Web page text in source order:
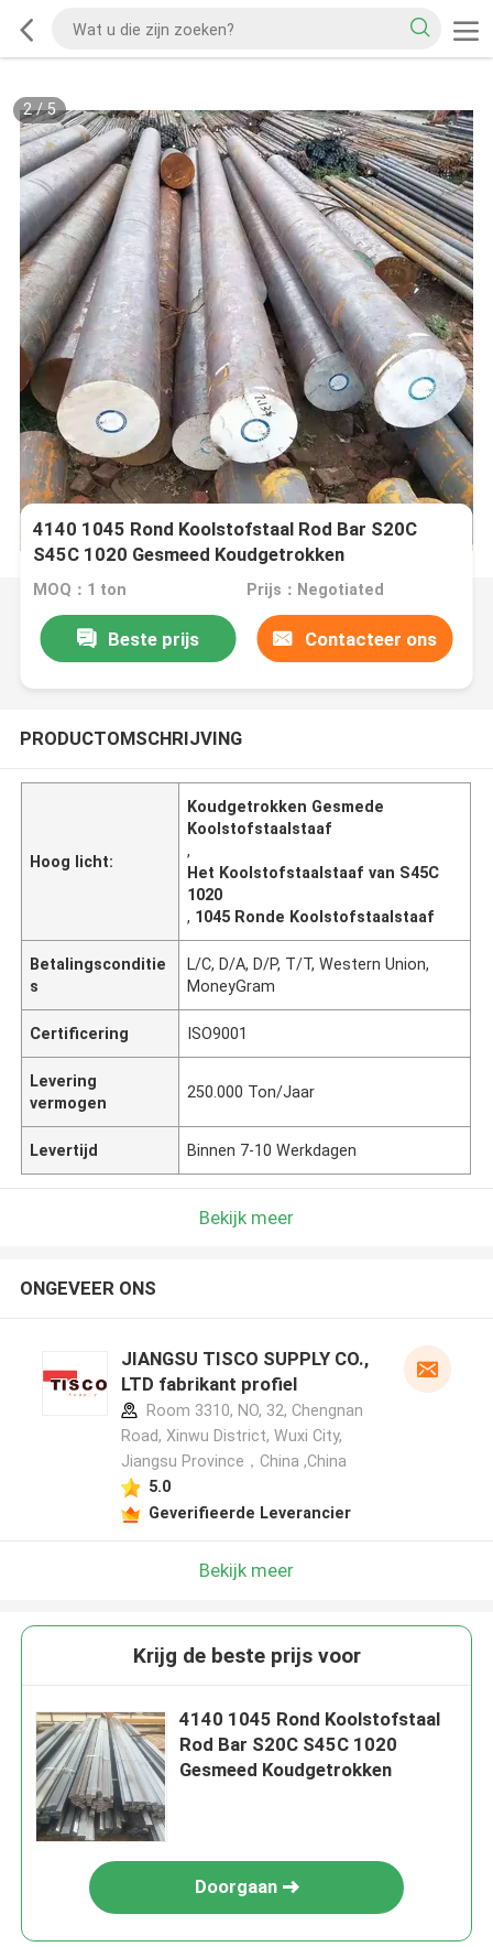
2/5
4140 1045 Rond Koolstofstaal Rod Bar S20C
S45C 1020 Gesmeed Koudgetrokken
MOQ：1 ton Prijs：Negotiated
Beste prijs Contacteer ons
PRODUCTOMSCHRIJVING
Hoog licht:
Koudgetrokken Gesmede
Koolstofstaalstaaf
,
Het Koolstofstaalstaaf van S45C
1020
, 1045 Ronde Koolstofstaalstaaf
Betalingsconditie
s
L/C, D/A, D/P, T/T, Western Union,
MoneyGram
Certificering ISO9001
Levering
vermogen
250.000 Ton/Jaar
Levertijd Binnen 7-10 Werkdagen
Bekijk meer
ONGEVEER ONS
JIANGSU TISCO SUPPLY CO.,
LTD fabrikant profiel
Room 3310, NO, 32, Chengnan
Road, Xinwu District, Wuxi City,
Jiangsu Province，China ,China
5.0
Geverifieerde Leverancier
Bekijk meer
Krijg de beste prijs voor
4140 1045 Rond Koolstofstaal
Rod Bar S20C S45C 1020
Gesmeed Koudgetrokken
Doorgaan